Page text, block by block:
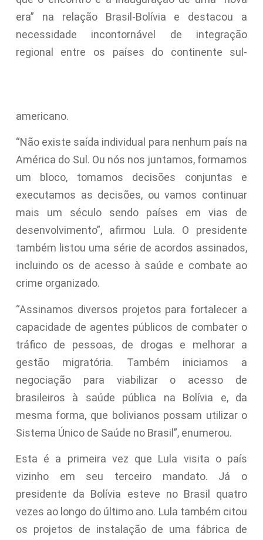
era” na relação Brasil-Bolívia e destacou a
necessidade incontornável de integração
regional entre os países do continente sul-
americano.
“Não existe saída individual para nenhum país na
América do Sul. Ou nós nos juntamos, formamos
um bloco, tomamos decisões conjuntas e
executamos as decisões, ou vamos continuar
mais um século sendo países em vias de
desenvolvimento”, afirmou Lula. O presidente
também listou uma série de acordos assinados,
incluindo os de acesso à saúde e combate ao
crime organizado.
“Assinamos diversos projetos para fortalecer a
capacidade de agentes públicos de combater o
tráfico de pessoas, de drogas e melhorar a
gestão migratória. Também iniciamos a
negociação para viabilizar o acesso de
brasileiros à saúde pública na Bolívia e, da
mesma forma, que bolivianos possam utilizar o
Sistema Único de Saúde no Brasil”, enumerou.
Esta é a primeira vez que Lula visita o país
vizinho em seu terceiro mandato. Já o
presidente da Bolívia esteve no Brasil quatro
vezes ao longo do último ano. Lula também citou
os projetos de instalação de uma fábrica de